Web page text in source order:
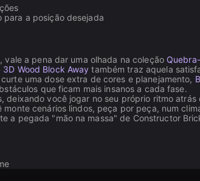
a posição desejada
a pena dar uma olhada na coleção
3D Wood Block Away também traz aquela
uma dose extra de cores e planejamento,
que ficam mais insanos a cada fase.
deixando você jogar no seu próprio ritmo atrás
monte cenários lindos, peça por peça, num
a pegada "mão na massa" de Constructor